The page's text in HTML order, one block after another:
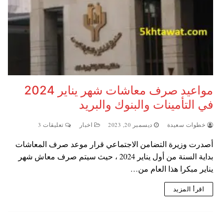
مواعيد صرف معاشات شهر يناير 2024
في التأمينات والبنوك والبريد
خطوات سعيدة ديسمبر 20, 2023 اخبار تعليقات 3
أصدرت وزيرة التضامن الاجتماعي قرار موعد صرف المعاشات
بداية السنة من أول يناير 2024 ، حيث سيتم صرف معاش شهر
يناير مبكرا هذا العام من…
اقرأ المزيد